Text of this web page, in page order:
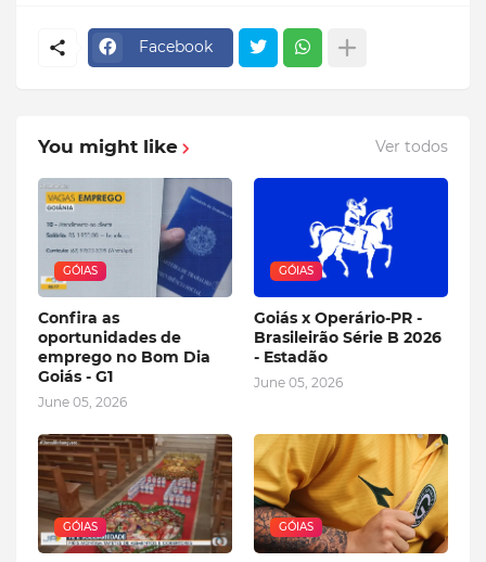
Facebook
You might like Ver todos
GÓIAS
Confira as
oportunidades de
emprego no Bom Dia
Goiás - G1
June 05, 2026
GÓIAS
Goiás x Operário-PR -
Brasileirão Série B 2026
- Estadão
June 05, 2026
GÓIAS GÓIAS